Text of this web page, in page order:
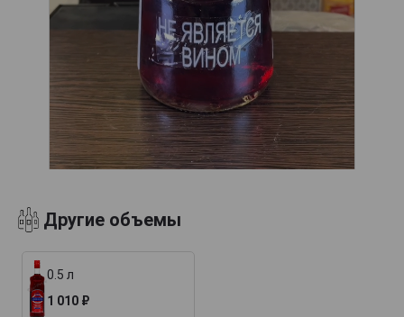
Другие объемы
0.5 л
1 010 ₽